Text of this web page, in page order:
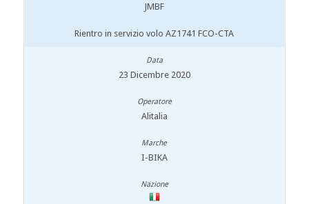
JMBF
Rientro in servizio volo AZ1741 FCO-CTA
23 Dicembre 2020
Alitalia
I-BIKA